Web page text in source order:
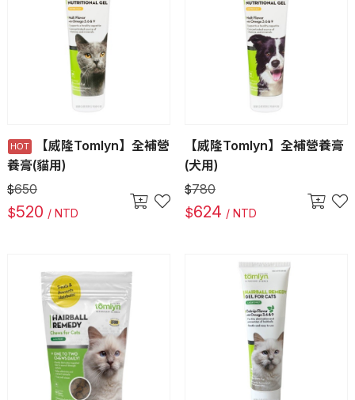
【威隆Tomlyn】全補營
養膏(貓用)
$650
$520 / NTD
【威隆Tomlyn】全補營養膏
(犬用)
$780
$624 / NTD